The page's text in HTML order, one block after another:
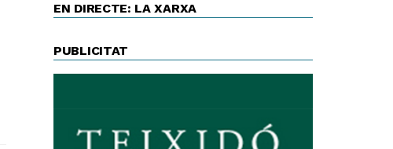
EN DIRECTE: LA XARXA
PUBLICITAT